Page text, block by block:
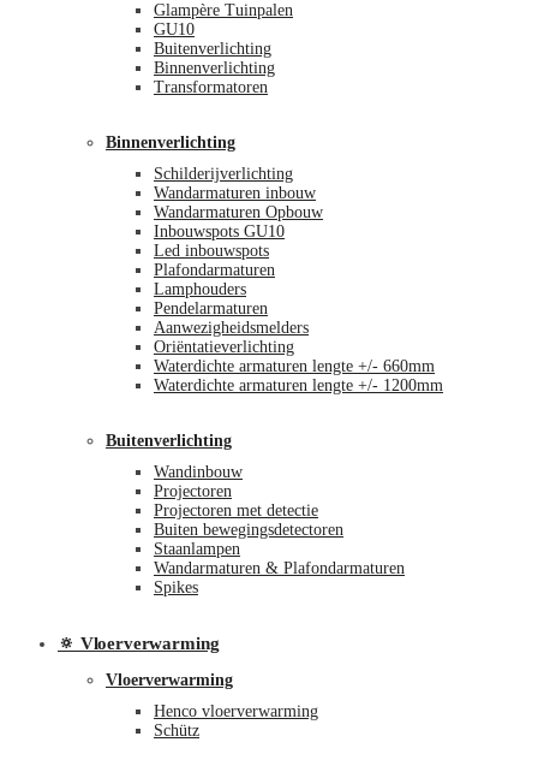
Glampère Tuinpalen
GU10
Buitenverlichting
Binnenverlichting
Transformatoren
Binnenverlichting
Schilderijverlichting
Wandarmaturen inbouw
Wandarmaturen Opbouw
Inbouwspots GU10
Led inbouwspots
Plafondarmaturen
Lamphouders
Pendelarmaturen
Aanwezigheidsmelders
Oriëntatieverlichting
Waterdichte armaturen lengte +/- 660mm
Waterdichte armaturen lengte +/- 1200mm
Buitenverlichting
Wandinbouw
Projectoren
Projectoren met detectie
Buiten bewegingsdetectoren
Staanlampen
Wandarmaturen & Plafondarmaturen
Spikes
🔅 Vloerverwarming
Vloerverwarming
Henco vloerverwarming
Schütz